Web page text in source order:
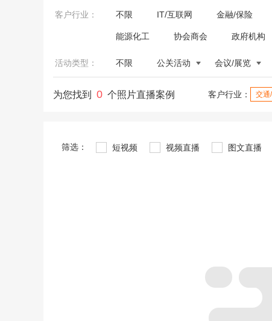
客户行业： 不限 IT/互联网 金融/保险
能源化工 协会商会 政府机构
活动类型： 不限 公关活动 会议/展览
为您找到 0 个照片直播案例 客户行业： 交通
筛选： 短视频 视频直播 图文直播